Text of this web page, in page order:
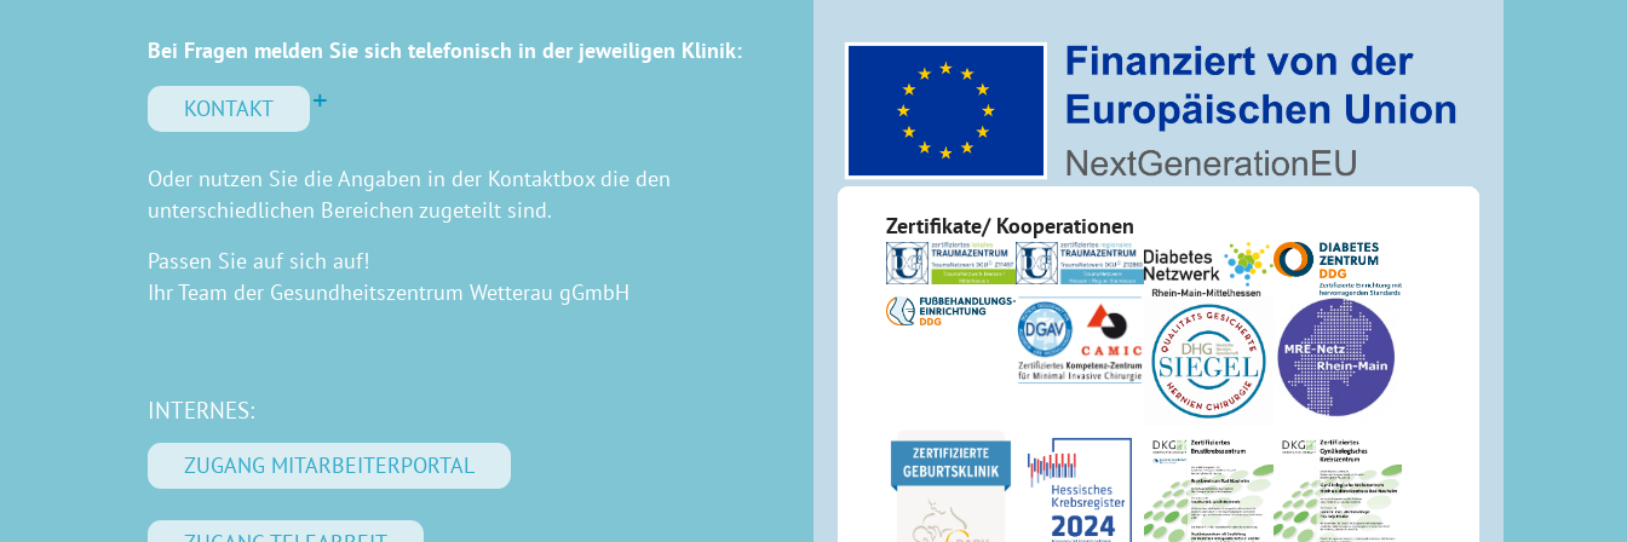
Bei Fragen melden Sie sich telefonisch in der jeweiligen Klinik:
KONTAKT
Oder nutzen Sie die Angaben in der Kontaktbox die den
unterschiedlichen Bereichen zugeteilt sind.
Passen Sie auf sich auf!
Ihr Team der Gesundheitszentrum Wetterau gGmbH
INTERNES:
ZUGANG MITARBEITERPORTAL
Zertifikate/ Kooperationen